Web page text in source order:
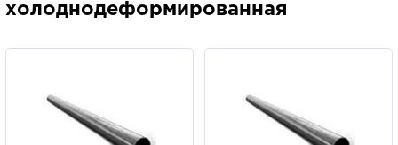
холоднодеформированная